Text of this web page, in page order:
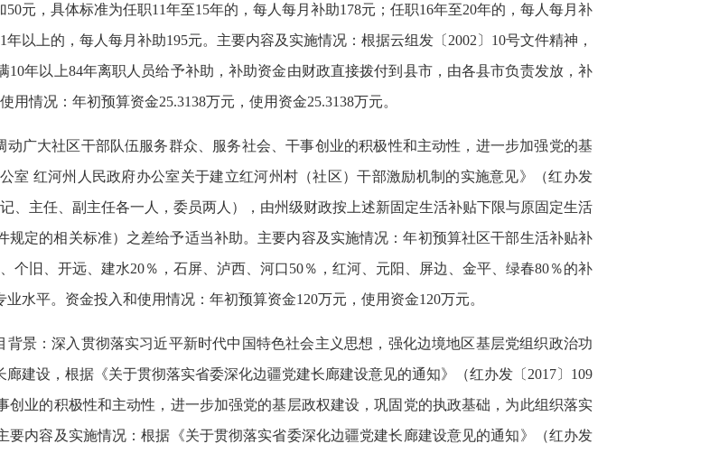
元，具体标准为任职11年至15年的，每人每月补助178元；任职16年至20年的，每人每月补
以上的，每人每月补助195元。主要内容及实施情况：根据云组发〔2002〕10号文件精神，
年以上84年离职人员给予补助，补助资金由财政直接拨付到县市，由各县市负责发放，补
情况：年初预算资金25.3138万元，使用资金25.3138万元。
广大社区干部队伍服务群众、服务社会、干事创业的积极性和主动性，进一步加强党的基
室 红河州 人民政府办公室关于建立红河州村（社区）干部激励机制的实施意见》（红办发
、主任、副主任各一人，委员两人），由州级财政按上述新固定生活补贴下限与原固定生活
规定的相关标准）之差给予适当补助。 主要内容及实施情况：年初预算社区干部生活补贴补
个旧、开远、建水20％，石屏、泸西、河口50％，红河、元阳、屏边、金平、绿春80％的补
水平。资金投入和使用情况：年初预算资金120万元，使用资金120万元。
景：深入贯彻落实习近平新时代中国特色社会主义思想，强化边境地区基层党组织政治功
建设，根据《关于贯彻落实省委深化边疆党建长廊建设意见的通知》（红办发〔2017〕109
业的积极性和主动性，进一步加强党的基层政权建设，巩固党的执政基础，为此组织落实
内容及实施情况：根据《关于贯彻落实省委深化边疆党建长廊建设意见的通知》（红办发